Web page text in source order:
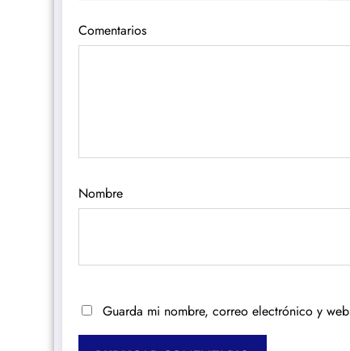
Comentarios
Nombre
Guarda mi nombre, correo electrónico y